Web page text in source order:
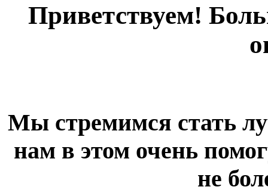
Приветствуем!
Мы стремимся стать
нам в этом очень
не